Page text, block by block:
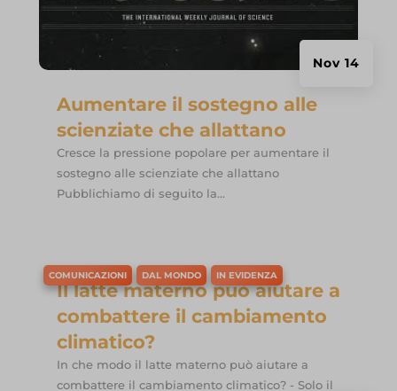
Aumentare il sostegno alle
scienziate che allattano
Nov 14
Cresce la pressione popolare per aumentare il
sostegno alle scienziate che allattano
Pubblichiamo di seguito la...
Il latte materno può aiutare a
combattere il cambiamento
climatico?
COMUNICAZIONI DAL MONDO IN EVIDENZA
In che modo il latte materno può aiutare a
combattere il cambiamento climatico? - Solo il